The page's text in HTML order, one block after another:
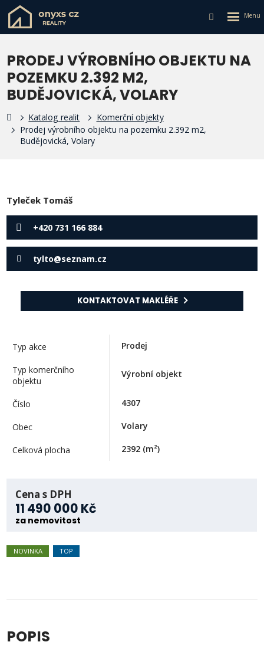
Vyhledávání
PRODEJ VÝROBNÍHO OBJEKTU NA
POZEMKU 2.392 M2,
BUDĚJOVICKÁ, VOLARY
Katalog realit
Komerční objekty
Prodej výrobního objektu na pozemku 2.392 m2,
Budějovická, Volary
Tyleček Tomáš
+420 731 166 884
tylto@seznam.cz
KONTAKTOVAT MAKLÉŘE
Typ akce Prodej
Typ komerčního
objektu
Výrobní objekt
Číslo 4307
Obec Volary
Celková plocha 2392 (m²)
Cena s DPH
11 490 000 Kč
za nemovitost
NOVINKA TOP
POPIS